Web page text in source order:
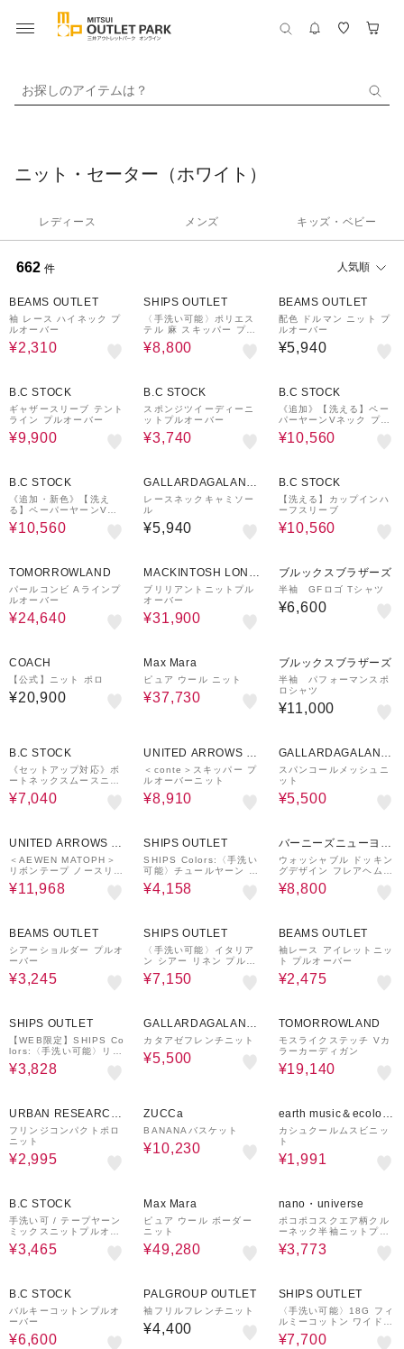
お探しのアイテムは？
ニット・セーター（ホワイト）
レディース メンズ キッズ・ベビー
662 件 人気順
BEAMS OUTLET
袖 レース ハイネック プ
ルオーバー
¥2,310
SHIPS OUTLET
〈手洗い可能〉ポリエス
テル 麻 スキッパー プル
オーバー
¥8,800
BEAMS OUTLET
配色 ドルマン ニット プ
ルオーバー
¥5,940
B.C STOCK
ギャザースリーブ テント
ライン プルオーバー
¥9,900
B.C STOCK
スポンジツイーディーニ
ットプルオーバー
¥3,740
B.C STOCK
《追加》【洗える】ペー
パーヤーンVネック プル
オーバー
¥10,560
B.C STOCK
《追加・新色》【洗え
る】ペーパーヤーンVネ
ック プルオーバー
¥10,560
GALLARDAGALANT
E
レースネックキャミソー
ル
¥5,940
B.C STOCK
【洗える】カップインハ
ーフスリーブ
¥10,560
TOMORROWLAND
パールコンビ Aラインプ
ルオーバー
¥24,640
MACKINTOSH LOND
ON
ブリリアントニットプル
オーバー
¥31,900
ブルックスブラザーズ
半袖 GFロゴ Tシャツ
¥6,600
COACH
【公式】ニット ポロ
¥20,900
Max Mara
ピュア ウール ニット
¥37,730
ブルックスブラザーズ
半袖 パフォーマンスポ
ロシャツ
¥11,000
B.C STOCK
《セットアップ対応》ボ
ートネックスムースニッ
ト
¥7,040
UNITED ARROWS O
UTLET
＜conte＞スキッパー プ
ルオーバーニット
¥8,910
GALLARDAGALANT
E
スパンコールメッシュニ
ット
¥5,500
UNITED ARROWS O
UTLET
＜AEWEN MATOPH＞
リボンテープ ノースリー
ブ ニット
¥11,968
SHIPS OUTLET
SHIPS Colors:〈手洗い
可能〉チュールヤーン ミ
ックス ショートスリーブ
ニット
¥4,158
バーニーズニューヨー
ク
ウォッシャブル ドッキン
グデザイン フレアヘムジ
ップアップニットプルオ
ーバー
¥8,800
BEAMS OUTLET
シアーショルダー プルオ
ーバー
¥3,245
SHIPS OUTLET
〈手洗い可能〉イタリア
ン シアー リネン プルオ
ーバー
¥7,150
BEAMS OUTLET
袖レース アイレットニッ
ト プルオーバー
¥2,475
SHIPS OUTLET
【WEB限定】SHIPS Co
lors:〈手洗い可能〉リネ
ンタッチ 針抜き ニット
◇
¥3,828
GALLARDAGALANT
E
カタアゼフレンチニット
¥5,500
TOMORROWLAND
モスライクステッチ Vカ
ラーカーディガン
¥19,140
URBAN RESEARCH
ware house
フリンジコンパクトポロ
ニット
¥2,995
ZUCCa
BANANAバスケット
¥10,230
earth music＆ecolog
y super premium stor
e
カシュクールムスビニッ
ト
¥1,991
B.C STOCK
手洗い可 / テープヤーン
ミックスニットプルオー
バー
¥3,465
Max Mara
ピュア ウール ボーダー
ニット
¥49,280
nano・universe
ポコポコスクエア柄クル
ーネック半袖ニットプル
オーバー
¥3,773
B.C STOCK
バルキーコットンプルオ
ーバー
¥6,600
PALGROUP OUTLET
袖フリルフレンチニット
¥4,400
SHIPS OUTLET
〈手洗い可能〉18G フィ
ルミーコットン ワイド
ショート スリーブ プル
オーバー
¥7,700